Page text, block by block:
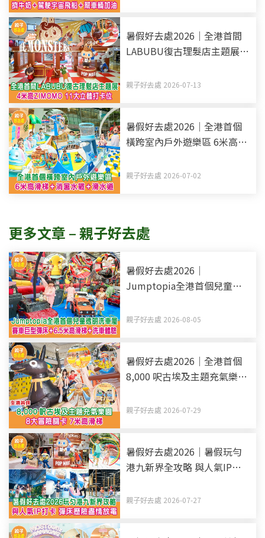
暑假好去處2026｜全港首間
LABUBU復古理髮店主題展 4
位
親子好去處 2026-07-13
暑假好去處2026｜全港首個
橫跨室內戶外遊樂區 6米高滑
親子好去處 2026-07-02
更多文章 – 親子好去處
暑假好去處2026｜
Jumptopia全港首個兒童透
米高滑梯+洗車體驗
親子好去處 2026-08-05
暑假好去處2026｜全港首個
8,000 呎古埃及主題充氣樂園
親子好去處 2026-07-29
暑假好去處2026｜暑假玩勻
港九新界全攻略 與人氣IP打
更新）
親子好去處 2026-07-27